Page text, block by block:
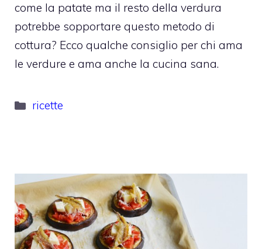
come la patate ma il resto della verdura
potrebbe sopportare questo metodo di
cottura? Ecco qualche consiglio per chi ama
le verdure e ama anche la cucina sana.
Categorie
ricette